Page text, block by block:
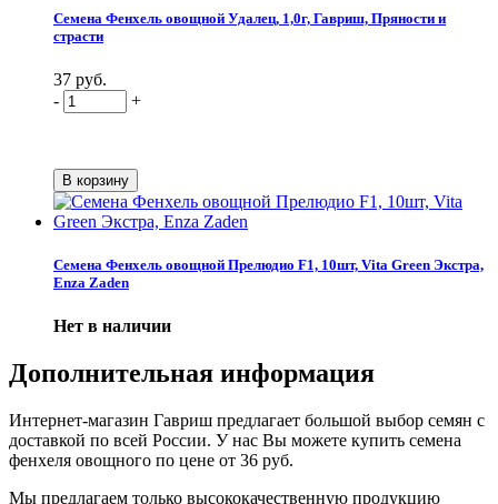
Семена Фенхель овощной Удалец, 1,0г, Гавриш, Пряности и
страсти
37 руб.
-
+
Семена Фенхель овощной Прелюдио F1, 10шт, Vita Green Экстра,
Enza Zaden
Нет в наличии
Дополнительная информация
Интернет-магазин Гавриш предлагает большой выбор семян с
доставкой по всей России. У нас Вы можете купить семена
фенхеля овощного по цене от 36 руб.
Мы предлагаем только высококачественную продукцию